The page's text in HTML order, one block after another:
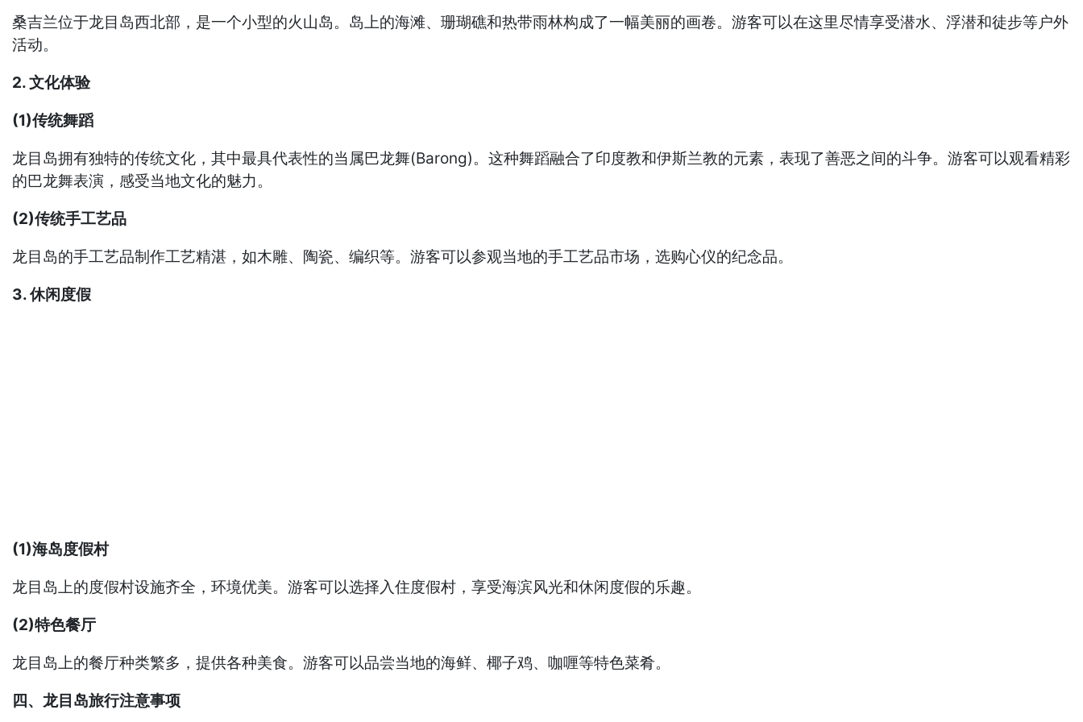
桑吉兰位于龙目岛西北部，是一个小型的火山岛。岛上的海滩、珊瑚礁和热带雨林构成了一幅美丽的画卷。游客可以在这里尽情享受潜水、浮潜和徒步等户外
活动。
2. 文化体验
(1)传统舞蹈
龙目岛拥有独特的传统文化，其中最具代表性的当属巴龙舞(Barong)。这种舞蹈融合了印度教和伊斯兰教的元素，表现了善恶之间的斗争。游客可以观看精彩
的巴龙舞表演，感受当地文化的魅力。
(2)传统手工艺品
龙目岛的手工艺品制作工艺精湛，如木雕、陶瓷、编织等。游客可以参观当地的手工艺品市场，选购心仪的纪念品。
3. 休闲度假
(1)海岛度假村
龙目岛上的度假村设施齐全，环境优美。游客可以选择入住度假村，享受海滨风光和休闲度假的乐趣。
(2)特色餐厅
龙目岛上的餐厅种类繁多，提供各种美食。游客可以品尝当地的海鲜、椰子鸡、咖喱等特色菜肴。
四、龙目岛旅行注意事项